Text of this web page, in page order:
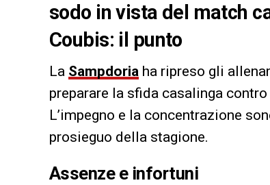
sodo in vista del match
Coubis: il punto
La Sampdoria ha ripreso gli
preparare la sfida casalinga
L’impegno e la concentrazione
prosieguo della stagione.
Assenze e infortuni